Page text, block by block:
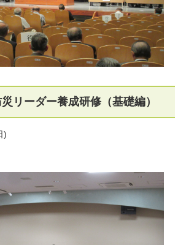
リーダー養成研修（基礎編）
)